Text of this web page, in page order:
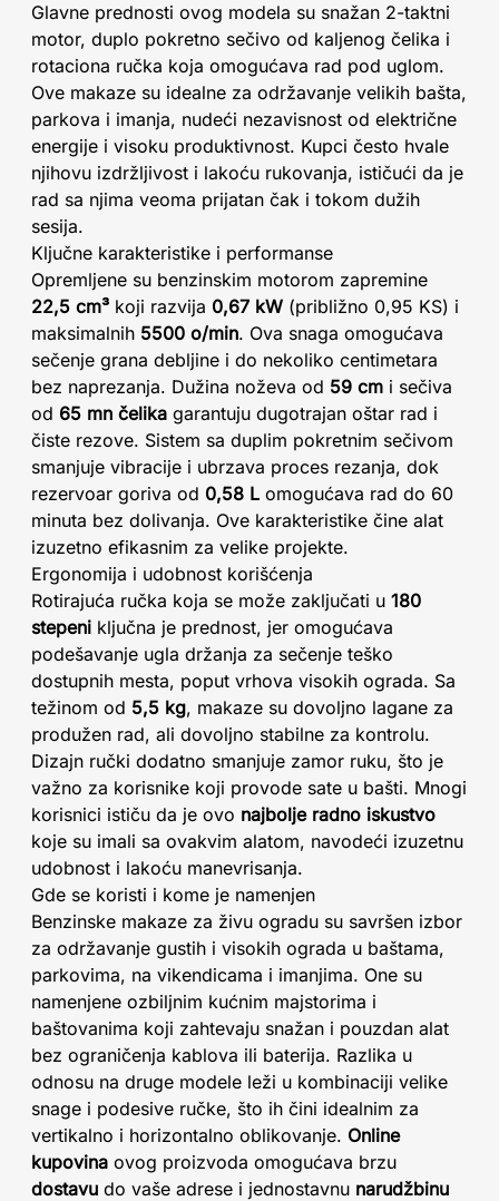
Glavne prednosti ovog modela su snažan 2-taktni
motor, duplo pokretno sečivo od kaljenog čelika i
rotaciona ručka koja omogućava rad pod uglom.
Ove makaze su idealne za održavanje velikih bašta,
parkova i imanja, nudeći nezavisnost od električne
energije i visoku produktivnost. Kupci često hvale
njihovu izdržljivost i lakoću rukovanja, ističući da je
rad sa njima veoma prijatan čak i tokom dužih
sesija.
Ključne karakteristike i performanse
Opremljene su benzinskim motorom zapremine
22,5 cm³ koji razvija 0,67 kW (približno 0,95 KS) i
maksimalnih 5500 o/min. Ova snaga omogućava
sečenje grana debljine i do nekoliko centimetara
bez naprezanja. Dužina noževa od 59 cm i sečiva
od 65 mn čelika garantuju dugotrajan oštar rad i
čiste rezove. Sistem sa duplim pokretnim sečivom
smanjuje vibracije i ubrzava proces rezanja, dok
rezervoar goriva od 0,58 L omogućava rad do 60
minuta bez dolivanja. Ove karakteristike čine alat
izuzetno efikasnim za velike projekte.
Ergonomija i udobnost korišćenja
Rotirajuća ručka koja se može zaključati u 180
stepeni ključna je prednost, jer omogućava
podešavanje ugla držanja za sečenje teško
dostupnih mesta, poput vrhova visokih ograda. Sa
težinom od 5,5 kg, makaze su dovoljno lagane za
produžen rad, ali dovoljno stabilne za kontrolu.
Dizajn ručki dodatno smanjuje zamor ruku, što je
važno za korisnike koji provode sate u bašti. Mnogi
korisnici ističu da je ovo najbolje radno iskustvo
koje su imali sa ovakvim alatom, navodeći izuzetnu
udobnost i lakoću manevrisanja.
Gde se koristi i kome je namenjen
Benzinske makaze za živu ogradu su savršen izbor
za održavanje gustih i visokih ograda u baštama,
parkovima, na vikendicama i imanjima. One su
namenjene ozbiljnim kućnim majstorima i
baštovanima koji zahtevaju snažan i pouzdan alat
bez ograničenja kablova ili baterija. Razlika u
odnosu na druge modele leži u kombinaciji velike
snage i podesive ručke, što ih čini idealnim za
vertikalno i horizontalno oblikovanje. Online
kupovina ovog proizvoda omogućava brzu
dostavu do vaše adrese i jednostavnu narudžbinu